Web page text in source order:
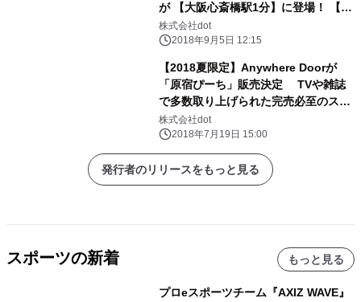
が 【大阪心斎橋駅1分】に登場！ 【最
安コースは1時間83円(税込)】【全室
鍵付き完全個室】の 【キャビNET】
株式会社dot
2018年9月5日 12:15
【2018夏限定】Anywhere Doorが
「原宿ぴーち」販売決定 TVや雑誌
で多数取り上げられた完売必至のスイ
ーツ 「原宿りんご」から今だけの新商
品
株式会社dot
2018年7月19日 15:00
発行者のリリースをもっと見る
スポーツの新着 もっと見る
プロeスポーツチーム『AXIZ WAVE』